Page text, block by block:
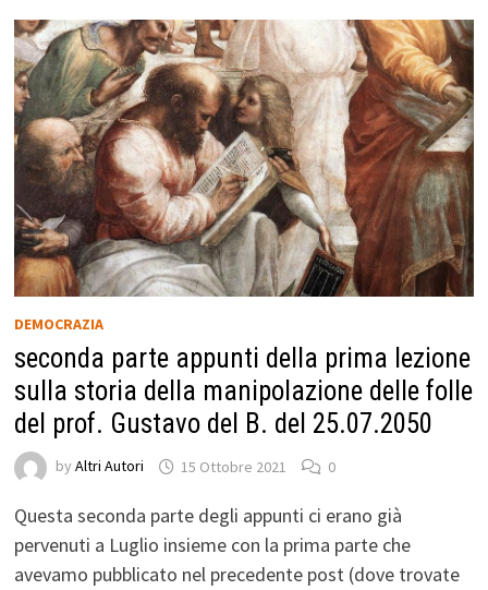
DEMOCRAZIA
seconda parte appunti della prima lezione
sulla storia della manipolazione delle folle
del prof. Gustavo del B. del 25.07.2050
by Altri Autori 15 Ottobre 2021 0
Questa seconda parte degli appunti ci erano già
pervenuti a Luglio insieme con la prima parte che
avevamo pubblicato nel precedente post (dove trovate